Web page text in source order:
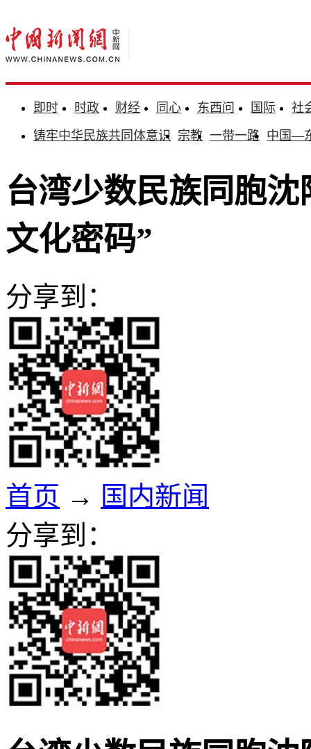
即时 时政 财经 同心 东西问 国际
社
铸牢中华民族共同体意识 宗教 一带一路 中国—
台湾少数民族同胞
文化密码”
分享到：
首页 → 国内新闻
分享到：